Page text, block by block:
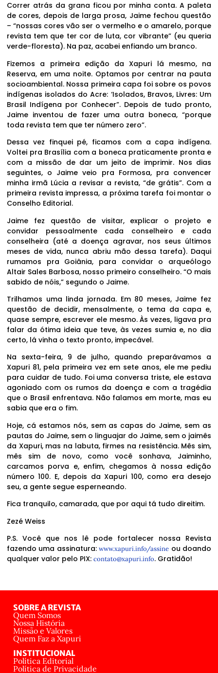
Correr atrás da grana ficou por minha conta. A paleta
de cores, depois de larga prosa, Jaime fechou questão
– “nossas cores vão ser o vermelho e o amarelo, porque
revista tem que ter cor de luta, cor vibrante” (eu queria
verde-floresta). Na paz, acabei enfiando um branco.
Fizemos a primeira edição da Xapuri lá mesmo, na
Reserva, em uma noite. Optamos por centrar na pauta
socioambiental. Nossa primeira capa foi sobre os povos
indígenas isolados do Acre: ‘Isolados, Bravos, Livres: Um
Brasil Indígena por Conhecer”. Depois de tudo pronto,
Jaime inventou de fazer uma outra boneca, “porque
toda revista tem que ter número zero”.
Dessa vez finquei pé, ficamos com a capa indígena.
Voltei pra Brasília com a boneca praticamente pronta e
com a missão de dar um jeito de imprimir. Nos dias
seguintes, o Jaime veio pra Formosa, pra convencer
minha irmã Lúcia a revisar a revista, “de grátis”. Com a
primeira revista impressa, a próxima tarefa foi montar o
Conselho Editorial.
Jaime fez questão de visitar, explicar o projeto e
convidar pessoalmente cada conselheiro e cada
conselheira (até a doença agravar, nos seus últimos
meses de vida, nunca abriu mão dessa tarefa). Daqui
rumamos pra Goiânia, para convidar o arqueólogo
Altair Sales Barbosa, nosso primeiro conselheiro. “O mais
sabido de nóis,” segundo o Jaime.
Trilhamos uma linda jornada. Em 80 meses, Jaime fez
questão de decidir, mensalmente, o tema da capa e,
quase sempre, escrever ele mesmo. Às vezes, ligava pra
falar da ótima ideia que teve, às vezes sumia e, no dia
certo, lá vinha o texto pronto, impecável.
Na sexta-feira, 9 de julho, quando preparávamos a
Xapuri 81, pela primeira vez em sete anos, ele me pediu
para cuidar de tudo. Foi uma conversa triste, ele estava
agoniado com os rumos da doença e com a tragédia
que o Brasil enfrentava. Não falamos em morte, mas eu
sabia que era o fim.
Hoje, cá estamos nós, sem as capas do Jaime, sem as
pautas do Jaime, sem o linguajar do Jaime, sem o jaimês
da Xapuri, mas na labuta, firmes na resistência. Mês sim,
mês sim de novo, como você sonhava, Jaiminho,
carcamos porva e, enfim, chegamos à nossa edição
número 100. E, depois da Xapuri 100, como era desejo
seu, a gente segue esperneando.
Fica tranquilo, camarada, que por aqui tá tudo direitim.
Zezé Weiss
P.S. Você que nos lê pode fortalecer nossa Revista
fazendo uma assinatura:www.xapuri.info/assine ou doando
qualquer valor pelo PIX: contato@xapuri.info. Gratidão!
SOBRE A REVISTA
Quem Somos
Nossa História
Missão e Valores
Quem Faz a Xapuri
INSTITUCIONAL
Política Editorial
Política de Privacidade